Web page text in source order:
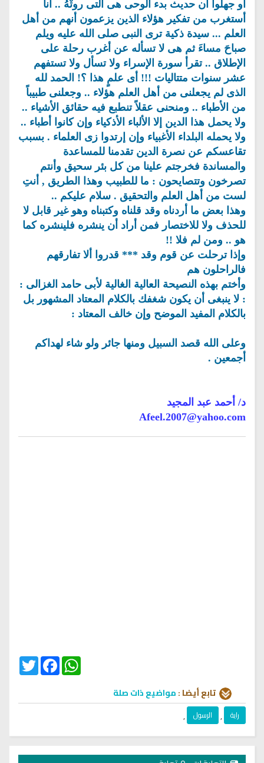
أو جهلوا أن حديث بدء الوحى هى التى روتْهُ .. أنا
أستغرب من تفكير هؤلاء الذين يزعمون أنهم من أهل
العلم ... سيدة ذكية ترى النبى صلى الله عليه ويلم
صباحَ مساءَ ثم هى لا تسأله عن أغرب رحلة على
الإطلاق .. تقرأ سورة الإسراء ولا تسأل ولا تستفهم
عشر سنوات متتاليات !!! أى علمٍ هذا ؟! الحمد لله
الذى لم يجعلنى من أهل العلم هؤلاء .. وجعلنى طبيباً
من الأطباء .. ومنحنى عقلاً تنطبع فيه حقائق الأشياء ..
ولا يحمل هذا الدين إلا الألباء الأذكياء وإن كانوا أطباء ..
ولا يحمله البلداء الأغبياء وإن إرتدوا زى العلماء . بسبب
تقاعسكم عن نصرة الدين تقدمنا للمساعدة
والمساندة فخرجتم علينا من كل بئر سحيق وأنتم
تصرخون وتتصايحون : ما للطبيب وهذا الطريق , أنتِ
لست من أهل العلم والتحقيق . سلام عليكم ..
وهذا بعض ما أردناه وقد قلناه وكتبناه وهو غير قابل لا
للحذف ولا للاختصار فمن أراد أن ينشره فلينشره كما
هو .. ومن لم فلا !!
وإذا ترحلت عن قوم وقد *** قدروا ألا تفارقهم
فالراحلون هم
وأختم بهذه النصيحة العالية الغالية لأبى حامد الغزالى :
: لا ينبغى أن يكون شغفك بالكلام المعتاد المشهور بل
بالكلام المفيد الموضح وإن خالف المعتاد :
وعلى الله قصد السبيل ومنها جائر ولو شاء لهداكم
أجمعين .
د/ أحمد عبد المجيد
Afeel.2007@yahoo.com
Twitter
FacebookWhatsApp
تابع أيضا :مواضيع ذات صلة
راية , الرسول ,